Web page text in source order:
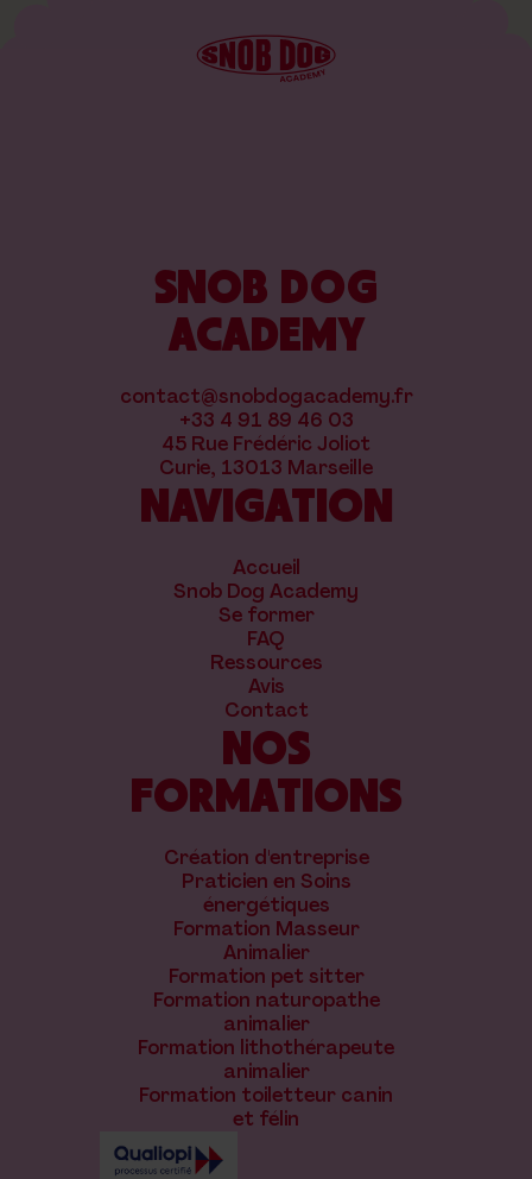
SNOB DOG
ACADEMY
contact@snobdogacademy.fr
+33 4 91 89 46 03
45 Rue Frédéric Joliot
Curie, 13013 Marseille
NAVIGATION
Accueil
Snob Dog Academy
Se former
FAQ
Ressources
Avis
Contact
NOS
FORMATIONS
Création d'entreprise
Praticien en Soins
énergétiques
Formation Masseur
Animalier
Formation pet sitter
Formation naturopathe
animalier
Formation lithothérapeute
animalier
Formation toiletteur canin
et félin